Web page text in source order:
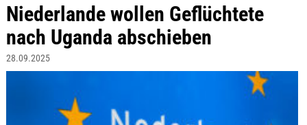
Niederlande wollen Geflüchtete
nach Uganda abschieben
28.09.2025